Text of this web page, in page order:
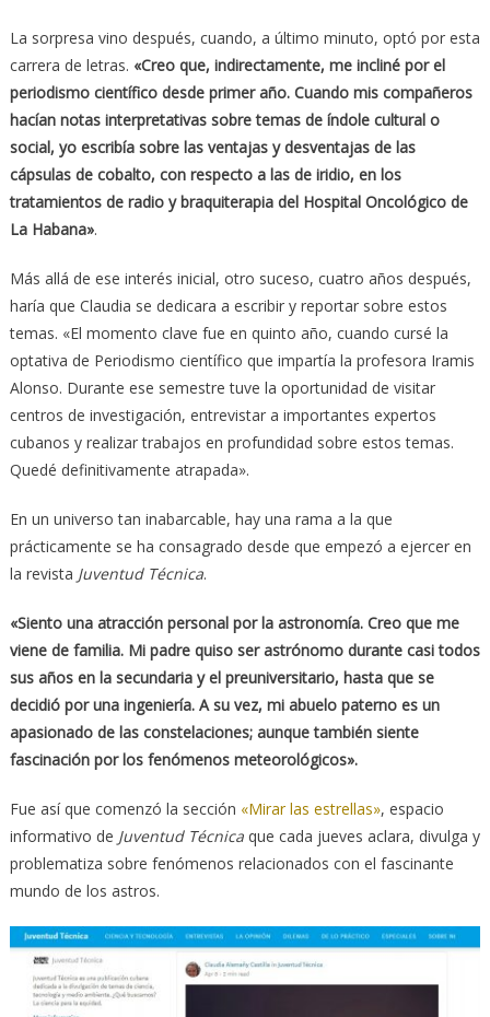
La sorpresa vino después, cuando, a último minuto, optó por esta
carrera de letras. «Creo que, indirectamente, me incliné por el
periodismo científico desde primer año. Cuando mis compañeros
hacían notas interpretativas sobre temas de índole cultural o
social, yo escribía sobre las ventajas y desventajas de las
cápsulas de cobalto, con respecto a las de iridio, en los
tratamientos de radio y braquiterapia del Hospital Oncológico de
La Habana».
Más allá de ese interés inicial, otro suceso, cuatro años después,
haría que Claudia se dedicara a escribir y reportar sobre estos
temas. «El momento clave fue en quinto año, cuando cursé la
optativa de Periodismo científico que impartía la profesora Iramis
Alonso. Durante ese semestre tuve la oportunidad de visitar
centros de investigación, entrevistar a importantes expertos
cubanos y realizar trabajos en profundidad sobre estos temas.
Quedé definitivamente atrapada».
En un universo tan inabarcable, hay una rama a la que
prácticamente se ha consagrado desde que empezó a ejercer en
la revista Juventud Técnica.
«Siento una atracción personal por la astronomía. Creo que me
viene de familia. Mi padre quiso ser astrónomo durante casi todos
sus años en la secundaria y el preuniversitario, hasta que se
decidió por una ingeniería. A su vez, mi abuelo paterno es un
apasionado de las constelaciones; aunque también siente
fascinación por los fenómenos meteorológicos».
Fue así que comenzó la sección «Mirar las estrellas», espacio
informativo de Juventud Técnicaque cada jueves aclara, divulga y
problematiza sobre fenómenos relacionados con el fascinante
mundo de los astros.